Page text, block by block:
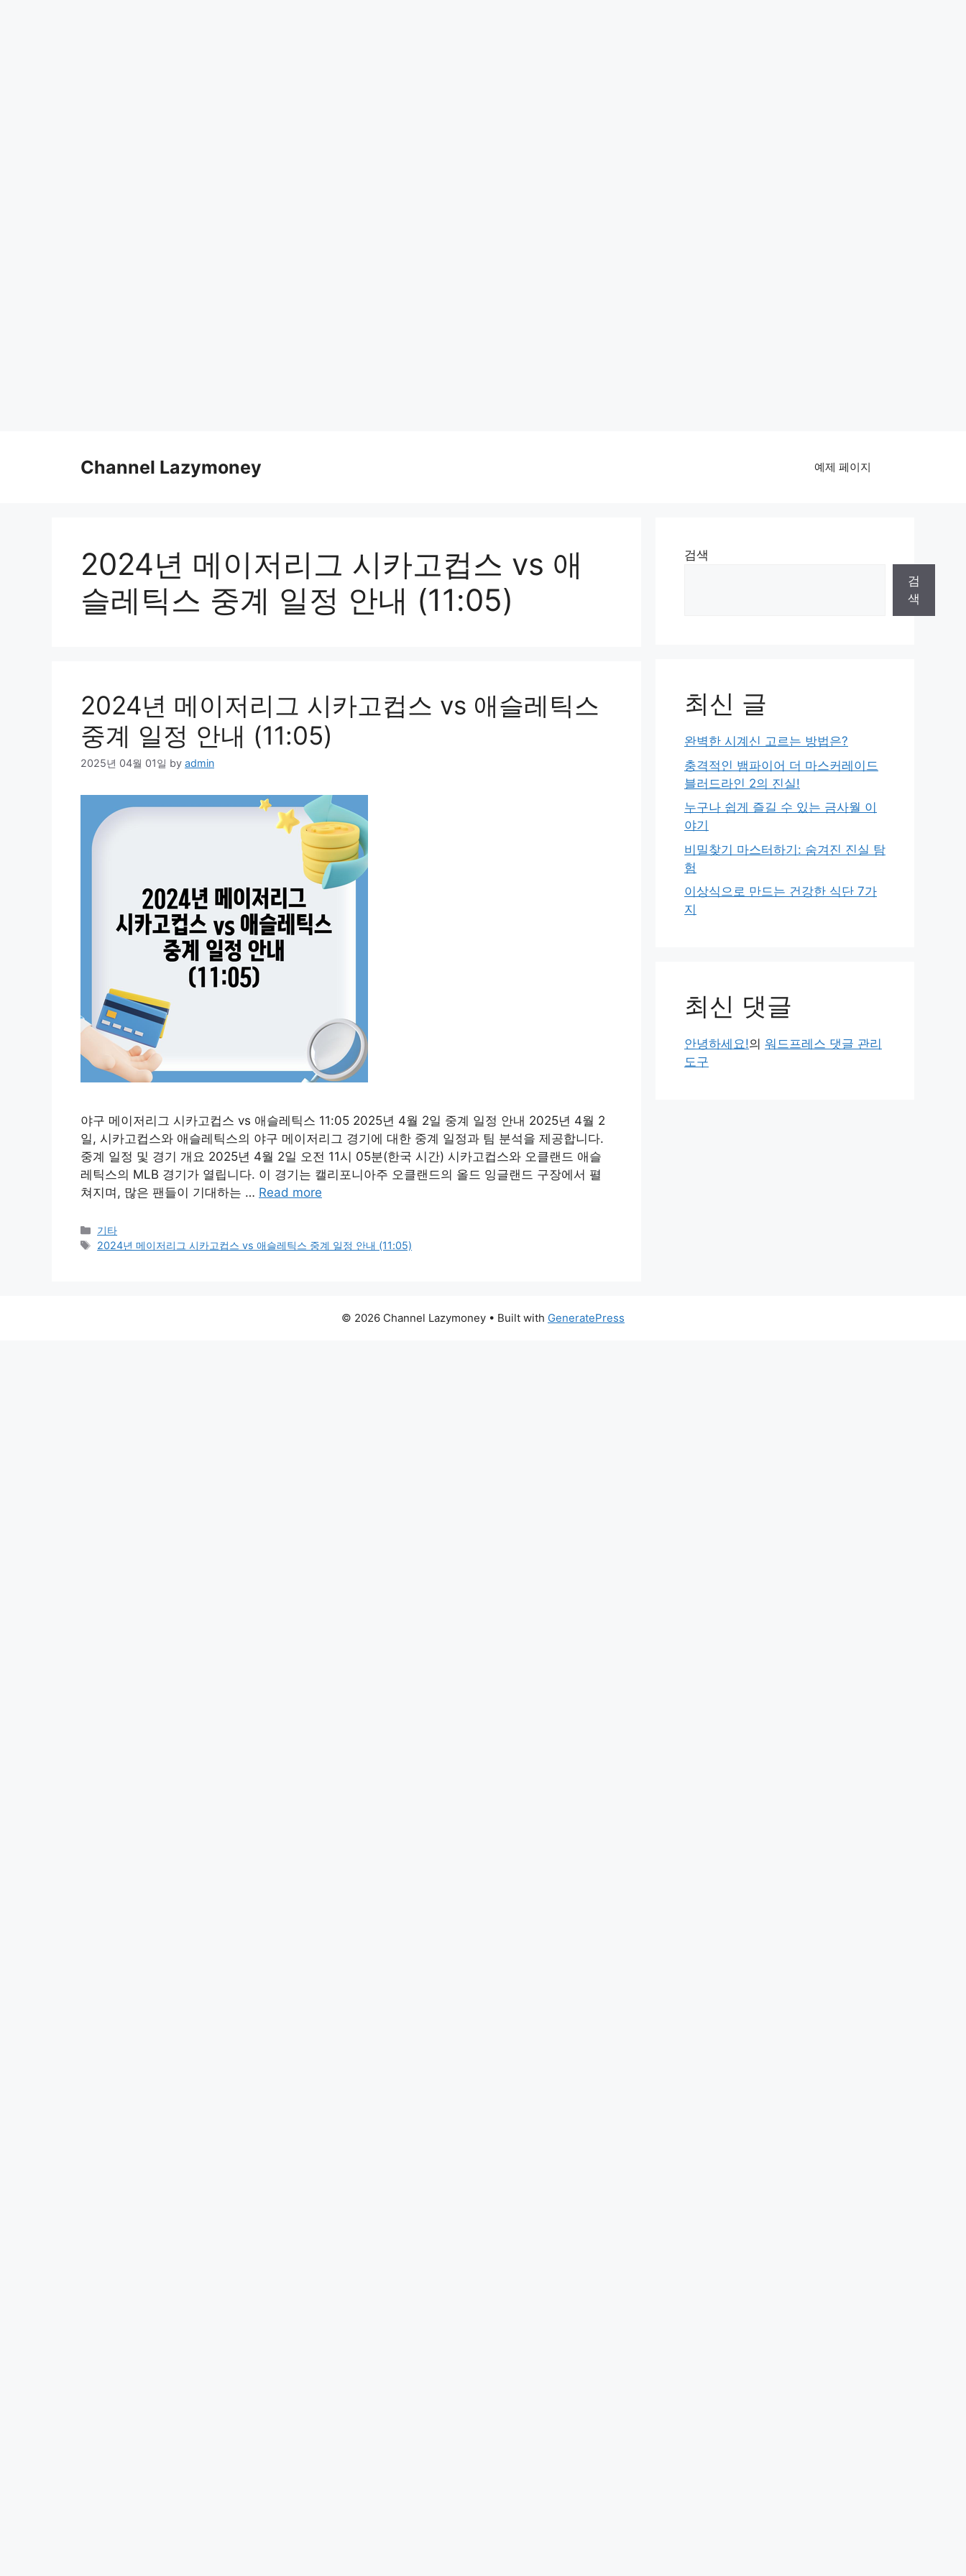
Channel Lazymoney 예제 페이지
2024년 메이저리그 시카고컵스 vs 애
슬레틱스 중계 일정 안내 (11:05)
2024년 메이저리그 시카고컵스 vs 애슬레틱스
중계 일정 안내 (11:05)
2025년 04월 01일 by admin
야구 메이저리그 시카고컵스 vs 애슬레틱스 11:05 2025년 4월 2일 중계 일정 안내 2025년 4월 2
일, 시카고컵스와 애슬레틱스의 야구 메이저리그 경기에 대한 중계 일정과 팀 분석을 제공합니다.
중계 일정 및 경기 개요 2025년 4월 2일 오전 11시 05분(한국 시간) 시카고컵스와 오클랜드 애슬
레틱스의 MLB 경기가 열립니다. 이 경기는 캘리포니아주 오클랜드의 올드 잉글랜드 구장에서 펼
쳐지며, 많은 팬들이 기대하는 … Read more
Categories
기타
Tags
2024년 메이저리그 시카고컵스 vs 애슬레틱스 중계 일정 안내 (11:05)
검색
검
색
최신 글
완벽한 시계신 고르는 방법은?
충격적인 뱀파이어 더 마스커레이드
블러드라인 2의 진실!
누구나 쉽게 즐길 수 있는 금사월 이
야기
비밀찾기 마스터하기: 숨겨진 진실 탐
험
이상식으로 만드는 건강한 식단 7가
지
최신 댓글
안녕하세요!의 워드프레스 댓글 관리
도구
© 2026 Channel Lazymoney • Built with GeneratePress